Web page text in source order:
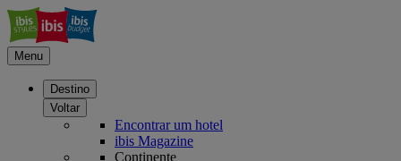
Menu
Destino
Voltar
Encontrar um hotel
ibis Magazine
Continente